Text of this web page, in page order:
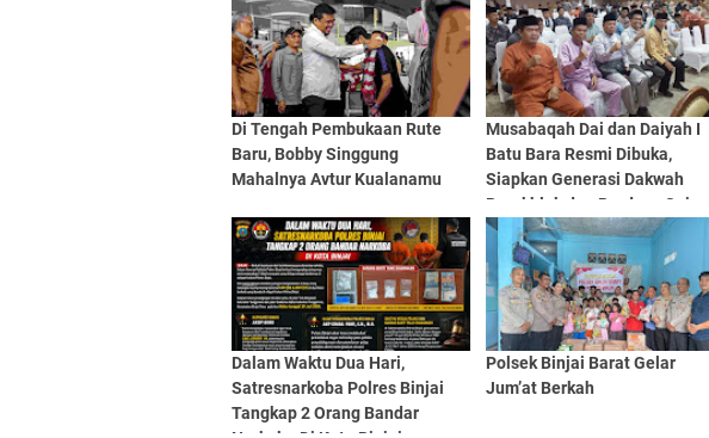
Di Tengah Pembukaan Rute
Baru, Bobby Singgung
Mahalnya Avtur Kualanamu
Musabaqah Dai dan Daiyah I
Batu Bara Resmi Dibuka,
Siapkan Generasi Dakwah
Berakhlak dan Berdaya Saing
Dalam Waktu Dua Hari,
Satresnarkoba Polres Binjai
Tangkap 2 Orang Bandar
Polsek Binjai Barat Gelar
Jum’at Berkah